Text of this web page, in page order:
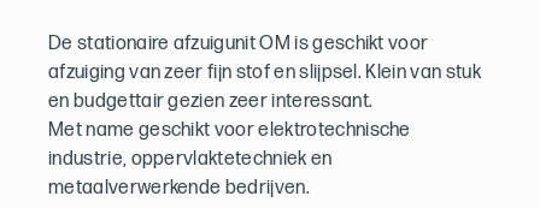
De stationaire afzuigunit OM is geschikt voor
afzuiging van zeer fijn stof en slijpsel. Klein van stuk
en budgettair gezien zeer interessant.
Met name geschikt voor elektrotechnische
industrie, oppervlaktetechniek en
metaalverwerkende bedrijven.